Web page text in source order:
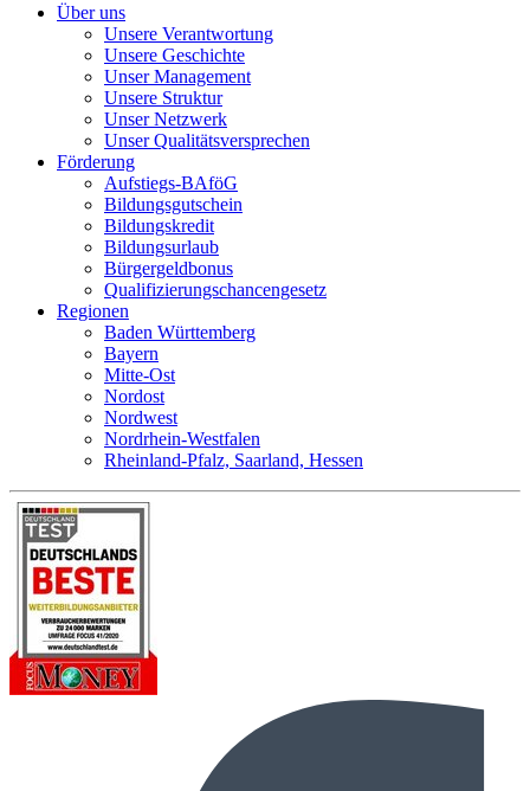
Über uns
Unsere Verantwortung
Unsere Geschichte
Unser Management
Unsere Struktur
Unser Netzwerk
Unser Qualitätsversprechen
Förderung
Aufstiegs-BAföG
Bildungsgutschein
Bildungskredit
Bildungsurlaub
Bürgergeldbonus
Qualifizierungschancengesetz
Regionen
Baden Württemberg
Bayern
Mitte-Ost
Nordost
Nordwest
Nordrhein-Westfalen
Rheinland-Pfalz, Saarland, Hessen